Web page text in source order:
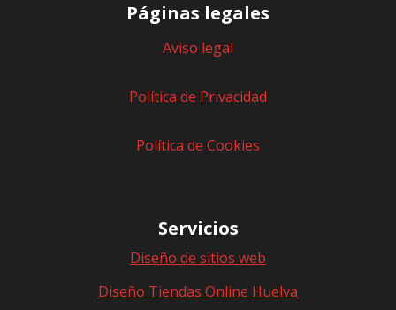
Páginas legales
Aviso legal
Política de Privacidad
Política de Cookies
Servicios
Diseño de sitios web
Diseño Tiendas Online Huelva